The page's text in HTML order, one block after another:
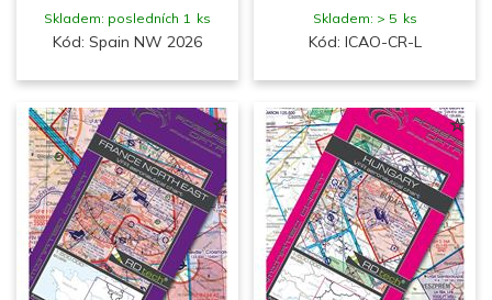
Skladem: posledních 1 ks
Kód: Spain NW 2026
Skladem: > 5 ks
Kód: ICAO-CR-L